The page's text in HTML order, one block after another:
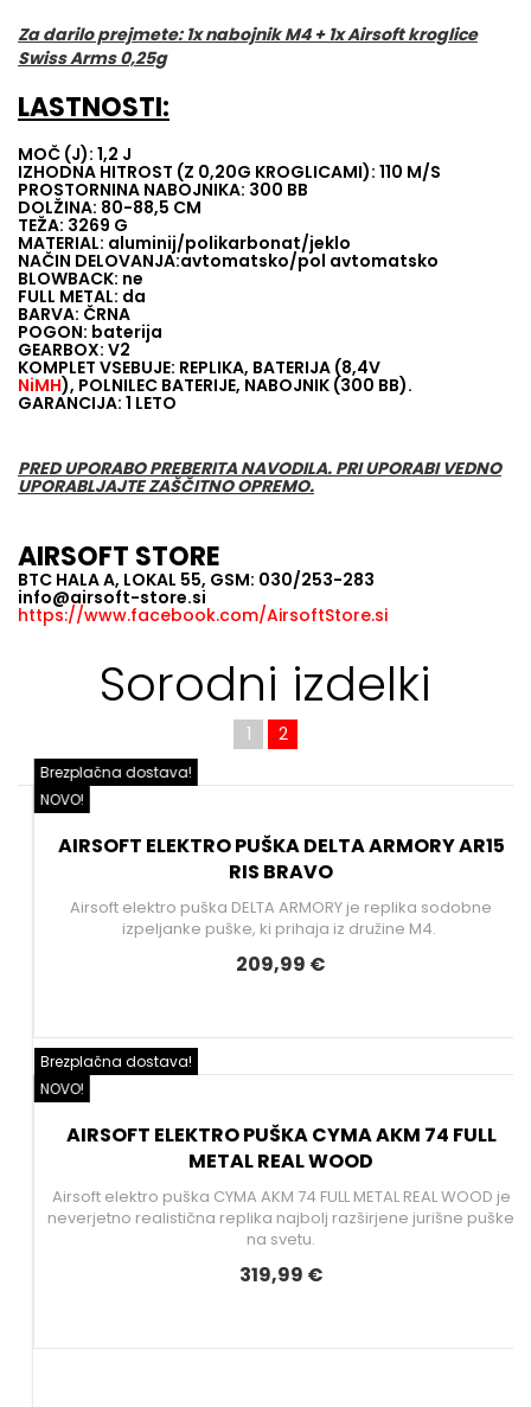
Za darilo prejmete: 1x nabojnik M4 + 1x Airsoft kroglice
Swiss Arms 0,25g
LASTNOSTI:
MOČ (J): 1,2 J
IZHODNA HITROST (Z 0,20G KROGLICAMI): 110 M/S
PROSTORNINA NABOJNIKA: 300 BB
DOLŽINA: 80-88,5 CM
TEŽA: 3269 G
MATERIAL: aluminij/polikarbonat/jeklo
NAČIN DELOVANJA:avtomatsko/pol avtomatsko
BLOWBACK: ne
FULL METAL: da
BARVA: ČRNA
POGON: baterija
GEARBOX: V2
KOMPLET VSEBUJE: REPLIKA, BATERIJA (8,4V
NiMH), POLNILEC BATERIJE, NABOJNIK (300 BB).
GARANCIJA: 1 LETO
PRED UPORABO PREBERITA NAVODILA. PRI UPORABI VEDNO
UPORABLJAJTE ZAŠČITNO OPREMO.
AIRSOFT STORE
BTC HALA A, LOKAL 55, GSM: 030/253-283
info@airsoft-store.si
https://www.facebook.com/AirsoftStore.si
Sorodni izdelki
1 2
NOVO!
Brezplačna dostava!
AIRSOFT ELEKTRO PUŠKA DELTA ARMORY AR15
RIS BRAVO
Airsoft elektro puška DELTA ARMORY je replika sodobne
izpeljanke puške, ki prihaja iz družine M4.
209,99 €
NOVO!
Brezplačna dostava!
AIRSOFT ELEKTRO PUŠKA CYMA AKM 74 FULL
METAL REAL WOOD
Airsoft elektro puška CYMA AKM 74 FULL METAL REAL WOOD je
neverjetno realistična replika najbolj razširjene jurišne puške
na svetu.
319,99 €